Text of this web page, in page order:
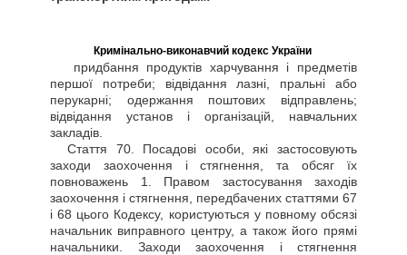
Кримінально-виконавчий кодекс України
придбання продуктів харчування і предметів
першої потреби; відвідання лазні, пральні або
перукарні; одержання поштових відправлень;
відвідання установ і організацій, навчальних
закладів.
Стаття 70. Посадові особи, які застосовують
заходи заохочення і стягнення, та обсяг їх
повноважень 1. Правом застосування заходів
заохочення і стягнення, передбачених статтями 67
і 68 цього Кодексу, користуються у повному обсязі
начальник виправного центру, а також його прямі
начальники. Заходи заохочення і стягнення